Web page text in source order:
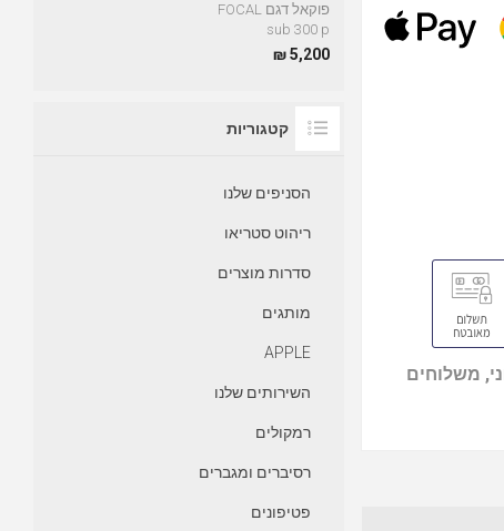
משלוחים
פוקאל דגם FOCAL
sub 300 p
5,200 ₪
קטגוריות
הסניפים שלנו
ריהוט סטריאו
סדרות מוצרים
מותגים
APPLE
השירותים שלנו
רמקולים
רסיברים ומגברים
פטיפונים